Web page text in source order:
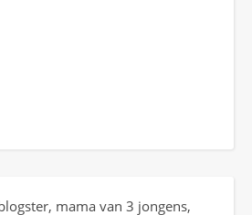
mama van 3 jongens,